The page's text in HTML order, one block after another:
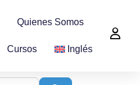
Quienes Somos
Cursos Inglés